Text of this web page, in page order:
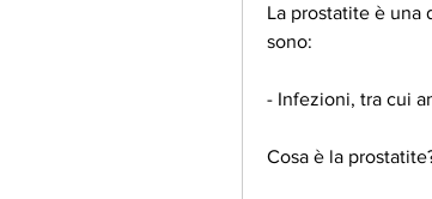
La prostatite è
sono:
- Infezioni, tra cui
Cosa è la